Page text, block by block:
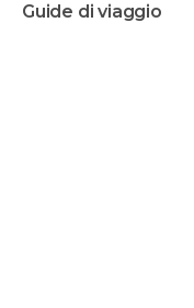
guide di viaggio